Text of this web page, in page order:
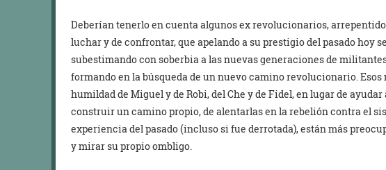
Deberían tenerlo en cuenta algunos ex revolucionarios,
luchar y de confrontar, que apelando a su prestigio del pasado hoy
subestimando con soberbia a las nuevas generaciones de
formando en la búsqueda de un nuevo camino revolucionario. Esos
humildad de Miguel y de Robi, del Che y de Fidel, en lugar de
construir un camino propio, de alentarlas en la rebelión contra el
experiencia del pasado (incluso si fue derrotada), están más
y mirar su propio ombligo.